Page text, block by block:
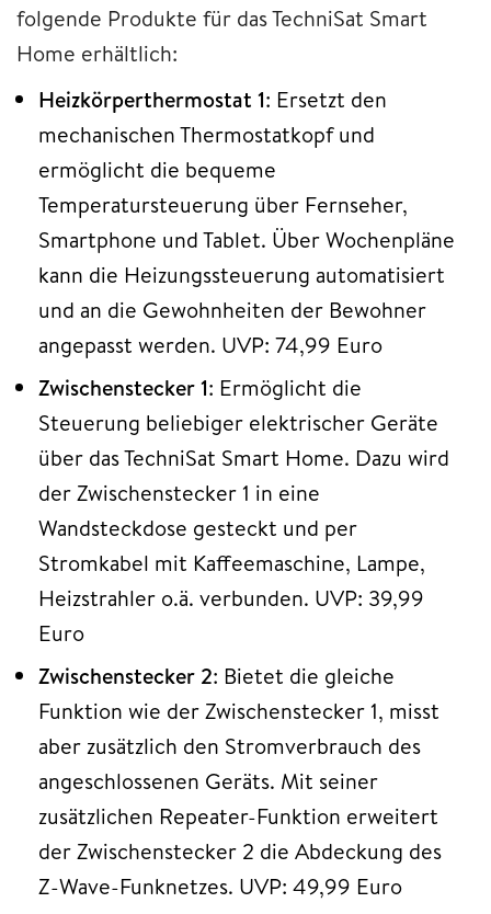
folgende Produkte für das TechniSat Smart
Home erhältlich:
Heizkörperthermostat 1: Ersetzt den
mechanischen Thermostatkopf und
ermöglicht die bequeme
Temperatursteuerung über Fernseher,
Smartphone und Tablet. Über Wochenpläne
kann die Heizungssteuerung automatisiert
und an die Gewohnheiten der Bewohner
angepasst werden. UVP: 74,99 Euro
Zwischenstecker 1: Ermöglicht die
Steuerung beliebiger elektrischer Geräte
über das TechniSat Smart Home. Dazu wird
der Zwischenstecker 1 in eine
Wandsteckdose gesteckt und per
Stromkabel mit Kaffeemaschine, Lampe,
Heizstrahler o.ä. verbunden. UVP: 39,99
Euro
Zwischenstecker 2: Bietet die gleiche
Funktion wie der Zwischenstecker 1, misst
aber zusätzlich den Stromverbrauch des
angeschlossenen Geräts. Mit seiner
zusätzlichen Repeater-Funktion erweitert
der Zwischenstecker 2 die Abdeckung des
Z-Wave-Funknetzes. UVP: 49,99 Euro